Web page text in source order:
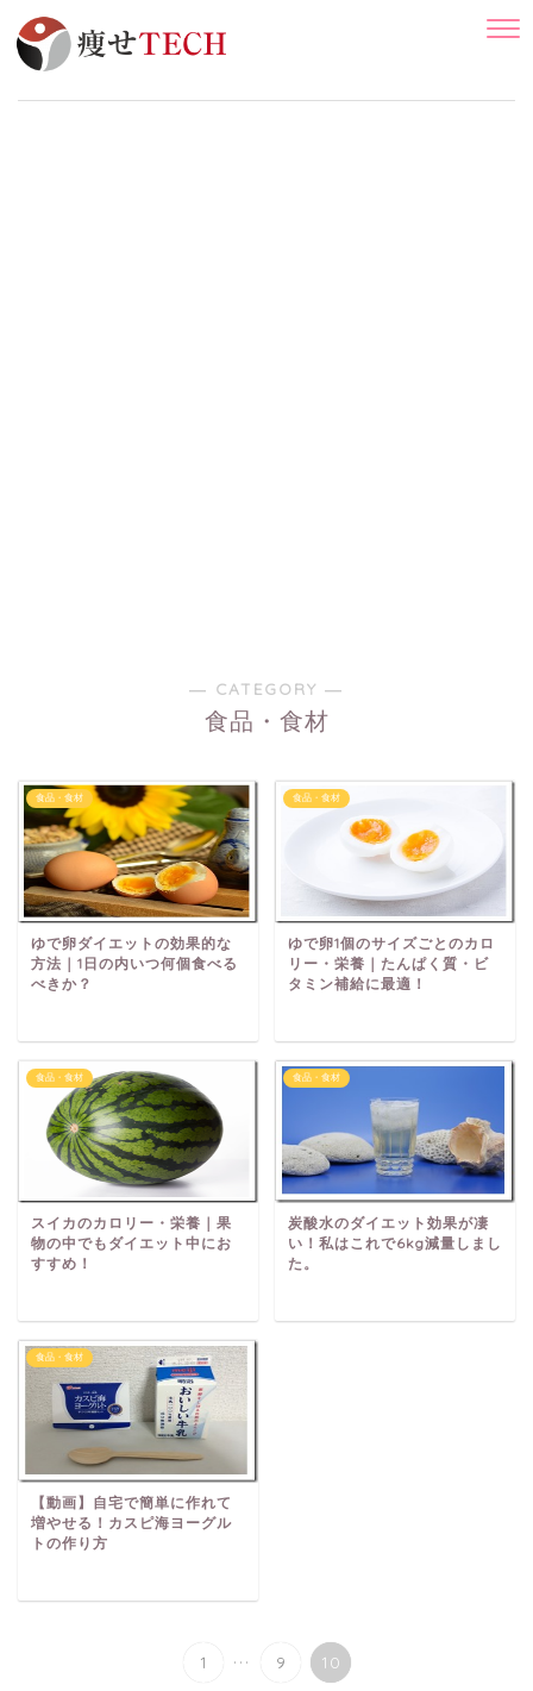
― CATEGORY ―
食品・食材
食品・食材
ゆで卵ダイエットの効果的な
方法｜1日の内いつ何個食べる
べきか？
食品・食材
ゆで卵1個のサイズごとのカロ
リー・栄養｜たんぱく質・ビ
タミン補給に最適！
食品・食材
スイカのカロリー・栄養｜果
物の中でもダイエット中にお
すすめ！
食品・食材
炭酸水のダイエット効果が凄
い！私はこれで6kg減量しまし
た。
食品・食材
【動画】自宅で簡単に作れて
増やせる！カスピ海ヨーグル
トの作り方
1 ... 9 10